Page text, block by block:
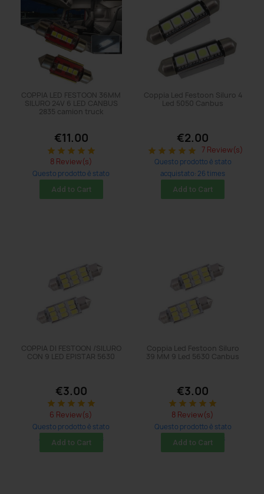
COPPIA LED FESTOON 36MM
SILURO 24V 6 LED CANBUS
2835 camion truck
€11.00
star star star star star
8 Review(s)
Questo prodotto è stato
acquistato: 11 times
Add to Cart
Coppia Led Festoon Siluro 4
Led 5050 Canbus
€2.00
star star star star star 7 Review(s)
Questo prodotto è stato
acquistato: 26 times
Add to Cart
COPPIA DI FESTOON /SILURO
CON 9 LED EPISTAR 5630
€3.00
star star star star star
6 Review(s)
Questo prodotto è stato
acquistato: 20 times
Add to Cart
Coppia Led Festoon Siluro
39 MM 9 Led 5630 Canbus
€3.00
star star star star star
8 Review(s)
Questo prodotto è stato
acquistato: 23 times
Add to Cart